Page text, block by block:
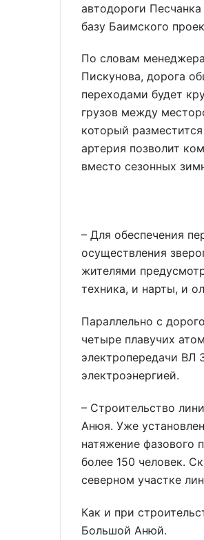
автодороги
базу Баимского
По словам
Пискунова, дорога
переходами будет
грузов между
который
артерия позволит
вместо сезонных
– Для обеспечения
осуществления
жителями
техника, и нарты, и
Параллельно с
четыре плавучих
электропередачи ВЛ
электроэнергией.
– Строительство
Анюя. Уже
натяжение фазового
более 150 человек.
северном участке
Как и при
Большой Анюй.